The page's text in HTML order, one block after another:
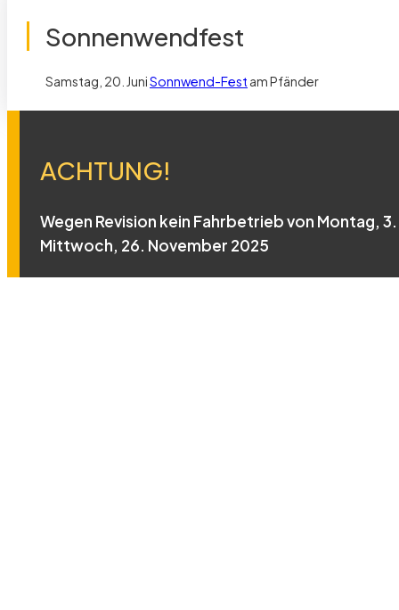
Sonnenwendfest
Samstag, 20. JuniSonnwend-Fest am Pfänder
ACHTUNG!
Wegen Revision kein Fahrbetrieb von Montag,
Mittwoch, 26. November 2025